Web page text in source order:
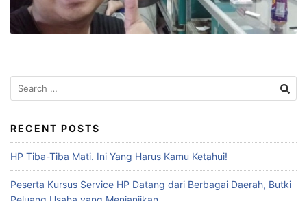
RECENT POSTS
HP Tiba-Tiba Mati. Ini Yang Harus Kamu Ketahui!
Peserta Kursus Service HP Datang dari Berbagai Daerah, Butki